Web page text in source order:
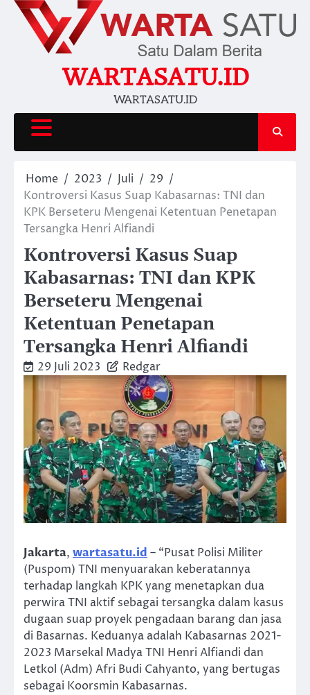
Skip
content
WARTASATU.ID
WARTASATU.ID
Home 2023 Juli
29
Kontroversi Kasus Suap Kabasarnas: TNI dan
KPK Berseteru Mengenai Ketentuan Penetapan
Tersangka Henri Alfiandi
Kontroversi Kasus Suap
Kabasarnas: TNI dan KPK
Berseteru Mengenai
Ketentuan Penetapan
Tersangka Henri Alfiandi
29 Juli 2023 Redgar
Jakarta, wartasatu.id – “Pusat Polisi Militer
(Puspom) TNI menyuarakan keberatannya
terhadap langkah KPK yang menetapkan dua
perwira TNI aktif sebagai tersangka dalam kasus
dugaan suap proyek pengadaan barang dan jasa
di Basarnas. Keduanya adalah Kabasarnas 2021-
2023 Marsekal Madya TNI Henri Alfiandi dan
Letkol (Adm) Afri Budi Cahyanto, yang bertugas
sebagai Koorsmin Kabasarnas.